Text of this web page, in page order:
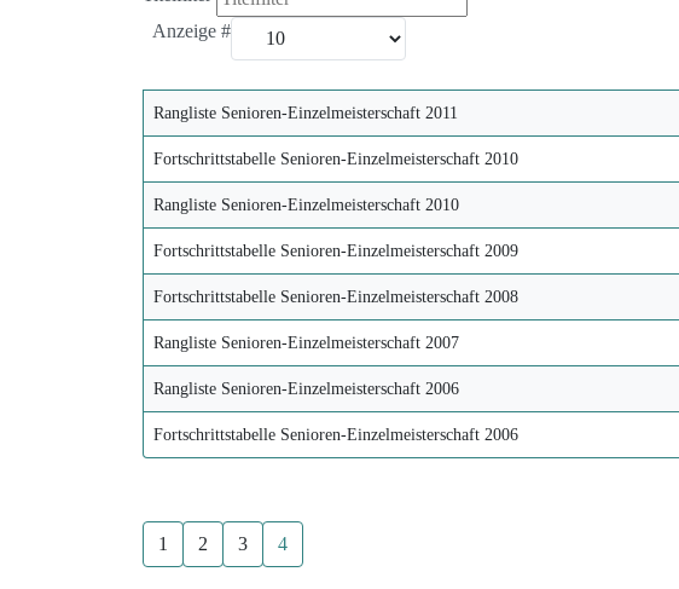
Anzeige #
Rangliste Senioren-Einzelmeisterschaft 2011
Fortschrittstabelle Senioren-Einzelmeisterschaft 2010
Rangliste Senioren-Einzelmeisterschaft 2010
Fortschrittstabelle Senioren-Einzelmeisterschaft 2009
Fortschrittstabelle Senioren-Einzelmeisterschaft 2008
Rangliste Senioren-Einzelmeisterschaft 2007
Rangliste Senioren-Einzelmeisterschaft 2006
Fortschrittstabelle Senioren-Einzelmeisterschaft 2006
1 2 3 4